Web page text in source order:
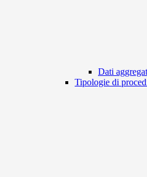
Dati
Tipologie di